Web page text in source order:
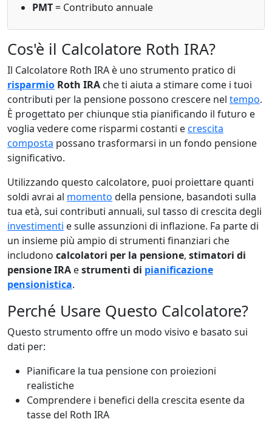
PMT= Contributo annuale
Cos'è il Calcolatore Roth IRA?
Il Calcolatore Roth IRA è uno strumento pratico di
risparmio Roth IRA che ti aiuta a stimare come i tuoi
contributi per la pensione possono crescere nel tempo.
È progettato per chiunque stia pianificando il futuro e
voglia vedere come risparmi costanti ecrescita
composta possano trasformarsi in un fondo pensione
significativo.
Utilizzando questo calcolatore, puoi proiettare quanti
soldi avrai al momento della pensione, basandoti sulla
tua età, sui contributi annuali, sul tasso di crescita degli
investimenti e sulle assunzioni di inflazione. Fa parte di
un insieme più ampio di strumenti finanziari che
includono calcolatori per la pensione, stimatori di
pensione IRA estrumenti di pianificazione
pensionistica.
Perché Usare Questo Calcolatore?
Questo strumento offre un modo visivo e basato sui
dati per:
Pianificare la tua pensione con proiezioni
realistiche
Comprendere i benefici della crescita esente da
tasse del Roth IRA